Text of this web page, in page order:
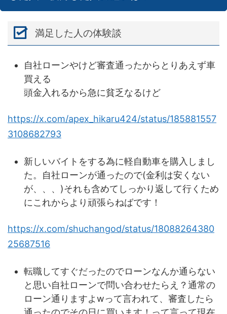
満足した人の体験談
自社ローンやけど審査通ったからとりあえず車
買える
頭金入れるから急に貧乏なるけど
https://x.com/apex_hikaru424/status/185881557
3108682793
新しいバイトをする為に軽自動車を購入しまし
た。自社ローンが通ったので(金利は安くない
が、、、)それも含めてしっかり返して行くため
にこれからより頑張らねばです！
https://x.com/shuchangod/status/18088264380
25687516
転職してすぐだったのでローンなんか通らない
と思い自社ローンで問い合わせたらえ？通常の
ローン通りますよwって言われて、審査したら